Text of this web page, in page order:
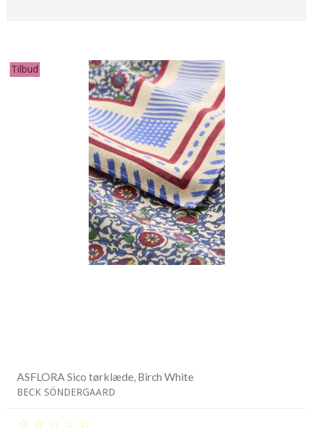
Tilbud
ASFLORA Sico tørklæde, Birch White
BECK SÖNDERGAARD